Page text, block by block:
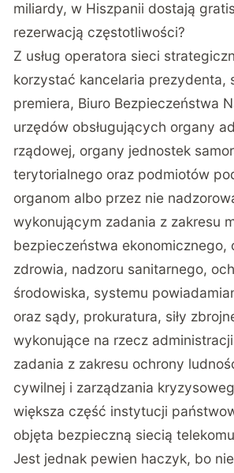
miliardy, w Hiszpanii dostają
rezerwacją częstotliwości?
Z usług operatora sieci
korzystać kancelaria prezydenta,
premiera, Biuro Bezpieczeństwa
urzędów obsługujących organy
rządowej, organy jednostek
terytorialnego oraz podmiotów
organom albo przez nie
wykonującym zadania z zakresu
bezpieczeństwa ekonomicznego,
zdrowia, nadzoru sanitarnego,
środowiska, systemu
oraz sądy, prokuratura, siły
wykonujące na rzecz
zadania z zakresu ochrony
cywilnej i zarządzania
większa część instytucji
objęta bezpieczną siecią
Jest jednak pewien haczyk, bo